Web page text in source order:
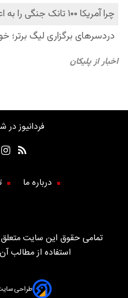
فردانیوز
درباره ما
تمامی حقوق این سایت متعلق
استفاده از مطالب
طراحی